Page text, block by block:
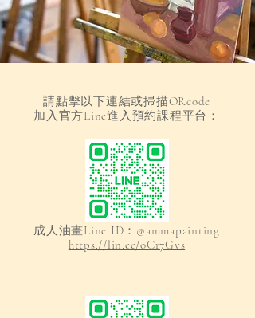
請點擊以下連結或掃描ORcode
加入官方Line進入預約課程平台：
成人油畫Line ID：@ammapainting
https://lin.ee/oCr7Gvs